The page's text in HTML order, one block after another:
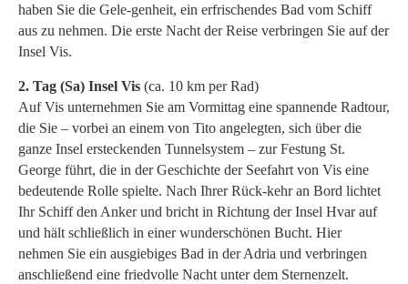
haben Sie die Gele-genheit, ein erfrischendes Bad vom Schiff
aus zu nehmen. Die erste Nacht der Reise verbringen Sie auf der
Insel Vis.
2. Tag (Sa) Insel Vis (ca. 10 km per Rad)
Auf Vis unternehmen Sie am Vormittag eine spannende Radtour,
die Sie – vorbei an einem von Tito angelegten, sich über die
ganze Insel ersteckenden Tunnelsystem – zur Festung St.
George führt, die in der Geschichte der Seefahrt von Vis eine
bedeutende Rolle spielte. Nach Ihrer Rück-kehr an Bord lichtet
Ihr Schiff den Anker und bricht in Richtung der Insel Hvar auf
und hält schließlich in einer wunderschönen Bucht. Hier
nehmen Sie ein ausgiebiges Bad in der Adria und verbringen
anschließend eine friedvolle Nacht unter dem Sternenzelt.